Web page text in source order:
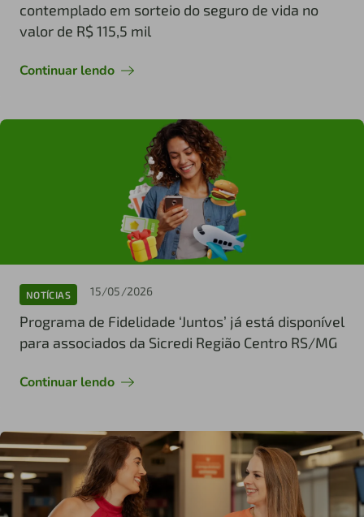
contemplado em sorteio do seguro de vida no
valor de R$ 115,5 mil
Continuar lendo
NOTÍCIAS 15/05/2026
Programa de Fidelidade ‘Juntos’ já está disponível
para associados da Sicredi Região Centro RS/MG
Continuar lendo